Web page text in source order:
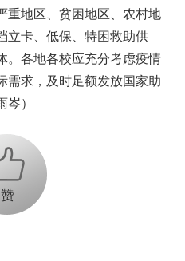
重地区、贫困地区、农村地
立卡、低保、特困救助供
。各地各校应充分考虑疫情
需求，及时足额发放国家助
）
+1